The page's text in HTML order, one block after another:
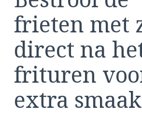
frieten met
direct na
frituren
extra